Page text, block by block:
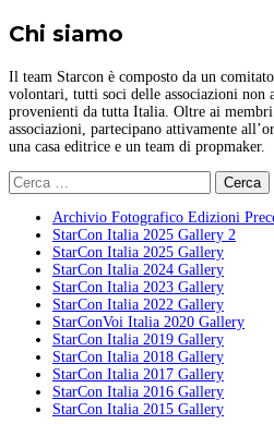
Chi siamo
Il team Starcon è composto da un
volontari, tutti soci delle associazioni non
provenienti da tutta Italia. Oltre ai
associazioni, partecipano attivamente
una casa editrice e un team di propmaker.
Ricerca
per:
Archivio Fotografico Edizioni
StarCon Italia 2025 Gallery 2
StarCon Italia 2025 Gallery
StarCon Italia 2024 Gallery
StarCon Italia 2023 Gallery
StarCon Italia 2022 Gallery
StarConVoi Italia 2020 Gallery
StarCon Italia 2019 Gallery
StarCon Italia 2018 Gallery
StarCon Italia 2017 Gallery
StarCon Italia 2016 Gallery
StarCon Italia 2015 Gallery